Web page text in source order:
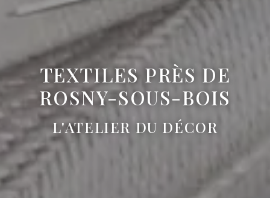
TEXTILES PRÈS DE
ROSNY-SOUS-BOIS
L'ATELIER DU DÉCOR